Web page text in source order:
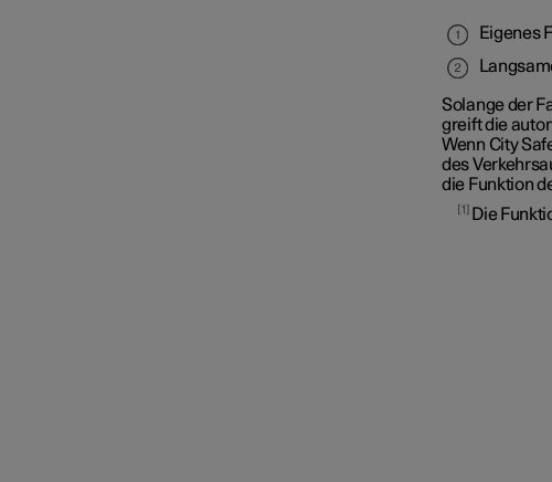
Eigenes
Solange der
greift die
Wenn City
des
die Funktion
1 Die